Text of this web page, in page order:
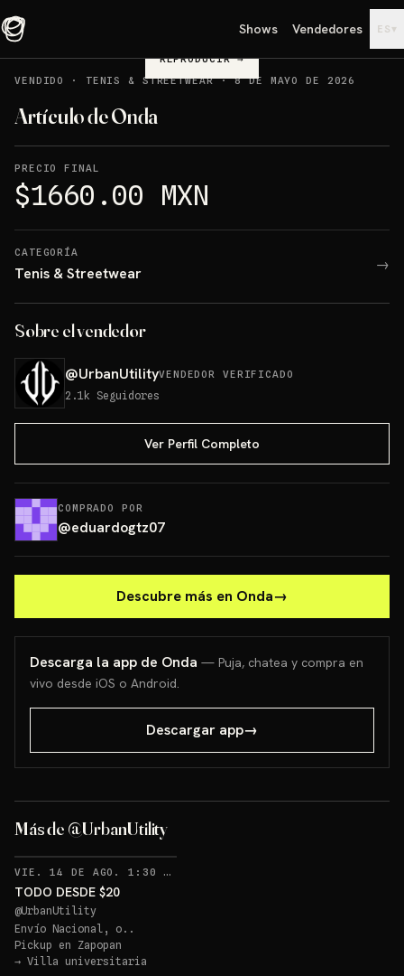
Shows Vendedores ES ▾
REPRODUCIR→
VENDIDO
· TENIS & STREETWEAR·8 DE MAYO DE 2026
Artículo de Onda
PRECIO FINAL
$1660.00 MXN
CATEGORÍA
Tenis & Streetwear →
Sobre el vendedor
@UrbanUtilityVENDEDOR VERIFICADO
2.1k Seguidores
Ver Perfil Completo
COMPRADO POR
@eduardogtz07
Descubre más en Onda→
Descarga la app de Onda — Puja, chatea y compra en
vivo desde iOS o Android.
Descargar app→
Más de @UrbanUtility
VIE. 14 DE AGO. 1:30 AM
TODO DESDE $20
@UrbanUtility
Envío Nacional, o..
Pickup en Zapopan
→ Villa universitaria